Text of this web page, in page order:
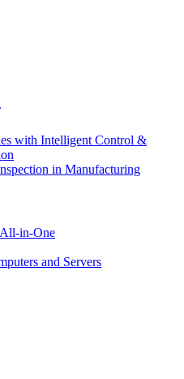
with Intelligent Control &
in Manufacturing
in-One
and Servers